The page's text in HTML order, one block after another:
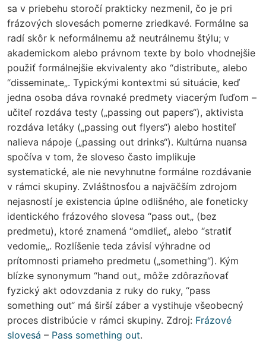
sa v priebehu storočí prakticky nezmenil, čo je pri
frázových slovesách pomerne zriedkavé. Formálne sa
radí skôr k neformálnemu až neutrálnemu štýlu; v
akademickom alebo právnom texte by bolo vhodnejšie
použiť formálnejšie ekvivalenty ako “distribute„ alebo
“disseminate„. Typickými kontextmi sú situácie, keď
jedna osoba dáva rovnaké predmety viacerým ľuďom –
učiteľ rozdáva testy („passing out papers“), aktivista
rozdáva letáky („passing out flyers“) alebo hostiteľ
nalieva nápoje („passing out drinks“). Kultúrna nuansa
spočíva v tom, že sloveso často implikuje
systematické, ale nie nevyhnutne formálne rozdávanie
v rámci skupiny. Zvláštnosťou a najväčším zdrojom
nejasností je existencia úplne odlišného, ale foneticky
identického frázového slovesa “pass out„ (bez
predmetu), ktoré znamená “omdlieť„ alebo “stratiť
vedomie„. Rozlíšenie teda závisí výhradne od
prítomnosti priameho predmetu („something“). Kým
blízke synonymum “hand out„ môže zdôrazňovať
fyzický akt odovzdania z ruky do ruky, “pass
something out“ má širší záber a vystihuje všeobecný
proces distribúcie v rámci skupiny. Zdroj: Frázové
slovesá – Pass something out.